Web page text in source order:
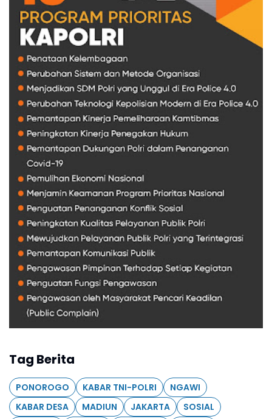
Tag Berita
PONOROGO KABAR TNI-POLRI
NGAWI
KABAR DESA
MADIUN JAKARTA
SOSIAL